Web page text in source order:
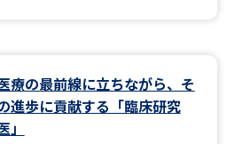
療の最前線に立ちながら、そ
進歩に貢献する「臨床研究
」